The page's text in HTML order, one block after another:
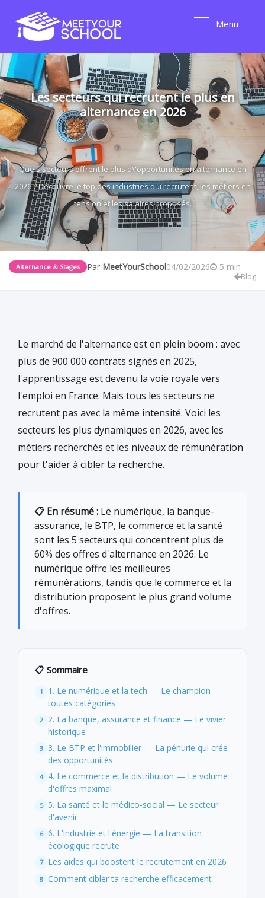
Menu
Les secteurs qui recrutent le plus en
alternance en 2026
Quels secteurs offrent le plus d\'opportunités en alternance en
2026 ? Découvre le top des industries qui recrutent, les métiers en
tension et les salaires proposés.
Alternance & Stages Par MeetYourSchool04/02/2026 5 min
Blog
Le marché de l'alternance est en plein boom : avec
plus de 900 000 contrats signés en 2025,
l'apprentissage est devenu la voie royale vers
l'emploi en France. Mais tous les secteurs ne
recrutent pas avec la même intensité. Voici les
secteurs les plus dynamiques en 2026, avec les
métiers recherchés et les niveaux de rémunération
pour t'aider à cibler ta recherche.
📋 En résumé : Le numérique, la banque-
assurance, le BTP, le commerce et la santé
sont les 5 secteurs qui concentrent plus de
60% des offres d'alternance en 2026. Le
numérique offre les meilleures
rémunérations, tandis que le commerce et la
distribution proposent le plus grand volume
d'offres.
📋 Sommaire
1. Le numérique et la tech — Le champion
toutes catégories
2. La banque, assurance et finance — Le vivier
historique
3. Le BTP et l'immobilier — La pénurie qui crée
des opportunités
4. Le commerce et la distribution — Le volume
d'offres maximal
5. La santé et le médico-social — Le secteur
d'avenir
6. L'industrie et l'énergie — La transition
écologique recrute
Les aides qui boostent le recrutement en 2026
Comment cibler ta recherche efficacement